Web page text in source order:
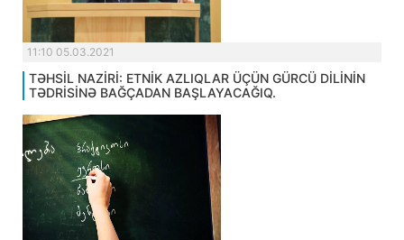
11:10 05.03.2021
TƏHSİL NAZİRİ: ETNİK AZLIQLAR ÜÇÜN GÜRCÜ DİLİNİN
TƏDRİSİNƏ BAĞÇADAN BAŞLAYACAĞIQ.